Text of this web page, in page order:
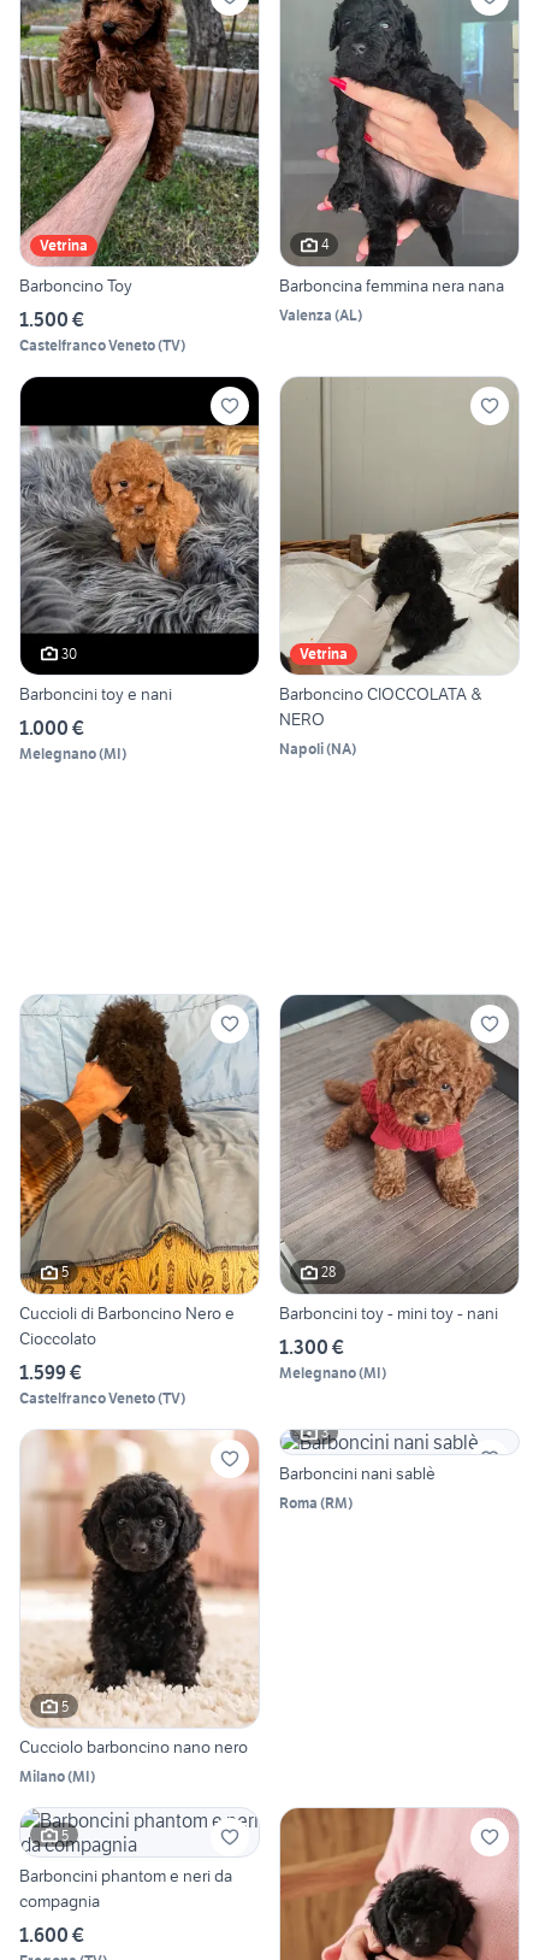
Vetrina
Barboncino Toy
1.500 €
Castelfranco Veneto(TV)
4
Barboncina femmina nera nana
Valenza (AL)
30
Barboncini toy e nani
1.000 €
Melegnano(MI)
Vetrina
Barboncino CIOCCOLATA &
NERO
Napoli(NA)
5
Cuccioli di Barboncino Nero e
Cioccolato
1.599 €
Castelfranco Veneto(TV)
28
Barboncini toy - mini toy - nani
1.300 €
Melegnano(MI)
5
Cucciolo barboncino nano nero
Milano(MI)
3
Barboncini nani sablè
Roma (RM)
5
Barboncini phantom e neri da
compagnia
1.600 €